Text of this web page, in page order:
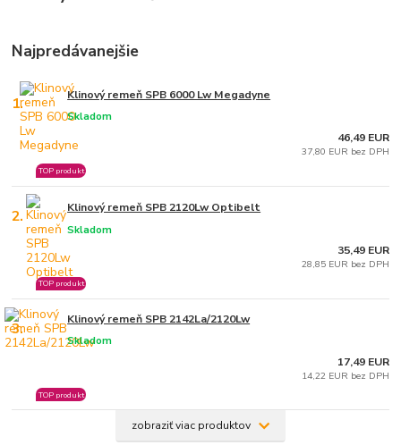
Najpredávanejšie
1. Klinový remeň SPB 6000 Lw Megadyne
Skladom
TOP produkt
46,49 EUR
37,80 EUR bez DPH
2. Klinový remeň SPB 2120Lw Optibelt
Skladom
TOP produkt
35,49 EUR
28,85 EUR bez DPH
3. Klinový remeň SPB 2142La/2120Lw
Skladom
TOP produkt
17,49 EUR
14,22 EUR bez DPH
zobraziť viac produktov